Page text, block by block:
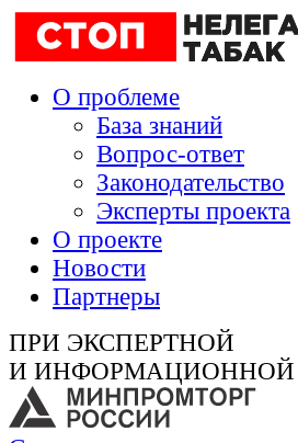
О проблеме
База знаний
Вопрос-ответ
Законодательство
Эксперты проекта
О проекте
Новости
Партнеры
ПРИ ЭКСПЕРТНОЙ
И ИНФОРМАЦИОННОЙ